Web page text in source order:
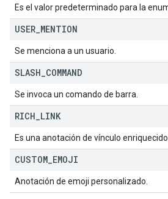
Es el valor predeterminado para la
USER MENTION
Se menciona a un usuario.
SLASH COMMAND
Se invoca un comando de barra.
RICH LINK
Es una anotación de vínculo enriquecido.
CUSTOM EMOJI
Anotación de emoji personalizado.